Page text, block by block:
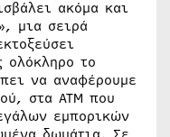
ακόμα και
μια σειρά
ολόκληρο το
να αναφέρουμε
στα ATM που
εμπορικών